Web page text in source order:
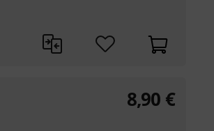
8,90 €